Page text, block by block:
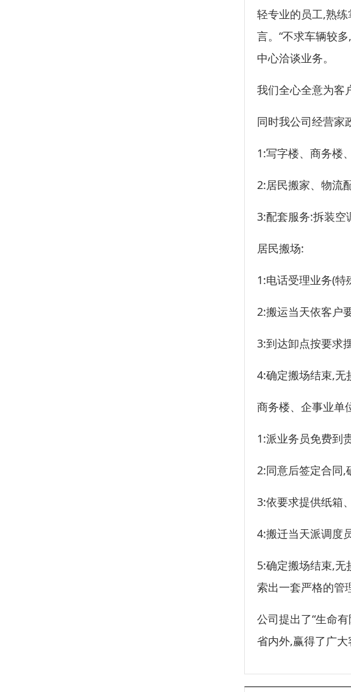
轻专业的员工,熟
言。“不求车辆较
中心洽谈业务。
我们全心全意为客
同时我公司经营家
1:写字楼、商务楼
2:居民搬家、物流
3:配套服务:拆装空
居民搬场:
1:电话受理业务(特
2:搬运当天依客户
3:到达卸点按要求
4:确定搬场结束,无
商务楼、企事业单
1:派业务员免费到
2:同意后签定合同,
3:依要求提供纸箱
4:搬迁当天派调度
5:确定搬场结束,无
索出一套严格的管
公司提出了“生命
省内外,赢得了广大